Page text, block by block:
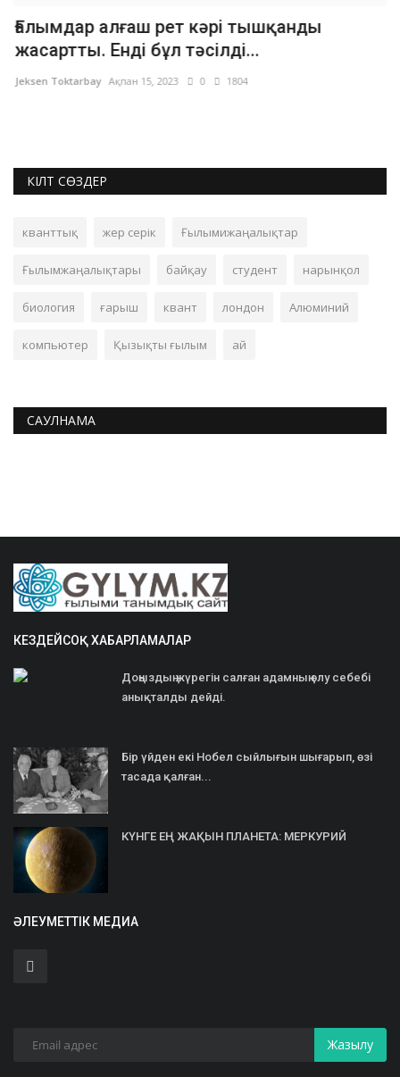
Ғалымдар алғаш рет кәрі тышқанды
жасартты. Енді бұл тәсілді...
Jeksen Toktarbay Ақпан 15, 2023 0 1804
КІЛТ СӨЗДЕР
кванттық жер серік Ғылымижаңалықтар
Ғылымжаңалықтары байқау студент нарынқол
биология ғарыш квант лондон Алюминий
компьютер Қызықты ғылым ай
САУЛНАМА
КЕЗДЕЙСОҚ ХАБАРЛАМАЛАР
Доңыздың жүрегін салған адамның өлу себебі
анықталды дейді.
Бір үйден екі Нобел сыйлығын шығарып, өзі
тасада қалған...
КҮНГЕ ЕҢ ЖАҚЫН ПЛАНЕТА: МЕРКУРИЙ
ӘЛЕУМЕТТІК МЕДИА
Жазылу